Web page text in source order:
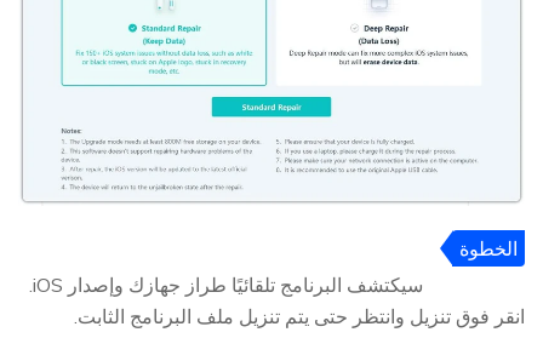
الخطوة
سيكتشف البرنامج تلقائيًا طراز جهازك وإصدار iOS.
انقر فوق تنزيل وانتظر حتى يتم تنزيل ملف البرنامج الثابت.